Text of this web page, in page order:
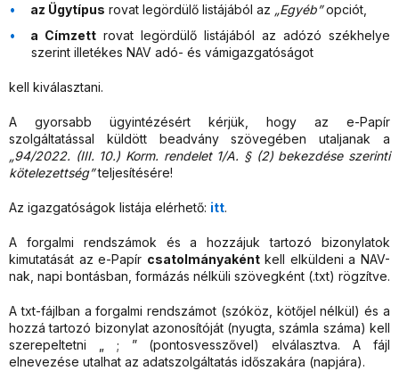
az Ügytípus rovat legördülő listájából az „Egyéb”opciót,
a Címzett rovat legördülő listájából az adózó székhelye
szerint illetékes NAV adó- és vámigazgatóságot
kell kiválasztani.
A gyorsabb ügyintézésért kérjük, hogy az e-Papír
szolgáltatással küldött beadvány szövegében utaljanak a
„94/2022. (III. 10.) Korm. rendelet 1/A. § (2) bekezdése szerinti
kötelezettség”teljesítésére!
Az igazgatóságok listája elérhető: itt.
A forgalmi rendszámok és a hozzájuk tartozó bizonylatok
kimutatását az e-Papír csatolmányakéntkell elküldeni a NAV-
nak, napi bontásban, formázás nélküli szövegként (.txt) rögzítve.
A txt-fájlban a forgalmi rendszámot (szóköz, kötőjel nélkül) és a
hozzá tartozó bizonylat azonosítóját (nyugta, számla száma) kell
szerepeltetni „ ; ” (pontosvesszővel) elválasztva. A fájl
elnevezése utalhat az adatszolgáltatás időszakára (napjára).